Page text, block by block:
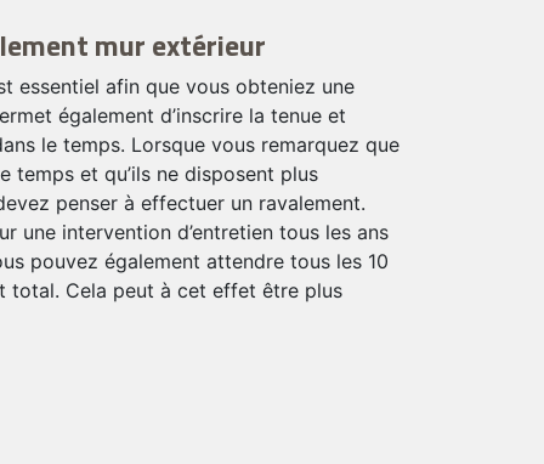
mur extérieur
essentiel afin que vous obteniez une
également d’inscrire la tenue et
le temps. Lorsque vous remarquez que
temps et qu’ils ne disposent plus
penser à effectuer un ravalement.
une intervention d’entretien tous les ans
pouvez également attendre tous les 10
total. Cela peut à cet effet être plus